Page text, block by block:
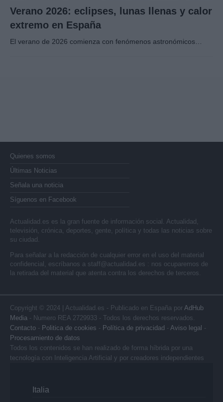
Verano 2026: eclipses, lunas llenas y calor
extremo en España
El verano de 2026 comienza con fenómenos astronómicos…
Quienes somos
Últimas Noticias
Señala una noticia
Síguenos en Facebook
Actualidad.es es la gran fuente de información social. Actualidad,
televisión, crónica, deportes, gente, política y todas las noticias sobre
su ciudad.
Para señalar a la redacción de cualquier error en el uso del material
confidencial, escríbanos a staff@actualidad.es : nos ocuparemos de
la retirada del material que atenta contra los derechos de terceros.
Copyright © 2024 | Actualidad.es - Publicado en España por AdHub
Media - Numero REA 2729933 - Todos los derechos reservados.
Contacto - Politica de cookies - Política de privacidad - Aviso legal -
Procesamiento de datos
Todos los contenidos se han realizado de forma híbrida por una
tecnología con Inteligencia Artificial y por creadores independientes
Italia